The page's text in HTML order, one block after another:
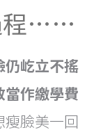
程……
仍屹立不搖
當作繳學費
瘦臉美一回